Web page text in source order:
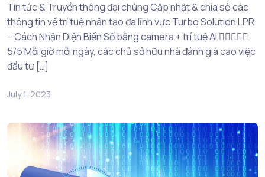
Tin tức & Truyền thông đại chúng Cập nhật & chia sẻ các
thông tin về trí tuệ nhân tạo đa lĩnh vực Turbo Solution LPR
– Cách Nhận Diện Biển Số bằng camera + trí tuệ AI 
5/5 Mỗi giờ mỗi ngày, các chủ sở hữu nhà đánh giá cao việc
đầu tư […]
July 1, 2023